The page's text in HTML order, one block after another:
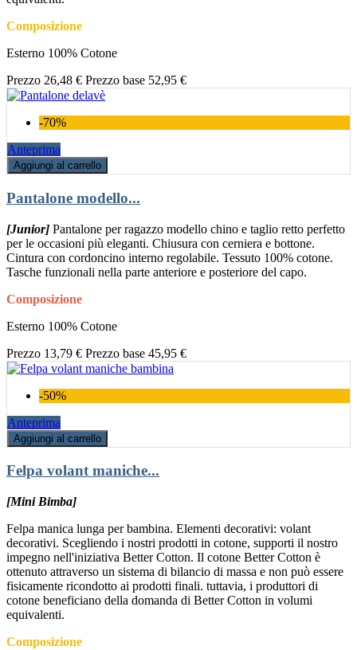
Composizione
Esterno 100% Cotone
Prezzo 26,48 € Prezzo base 52,95 €
-70%
Anteprima
Aggiungi al carrello
Pantalone modello...
[Junior] Pantalone per ragazzo modello chino e taglio retto perfetto
per le occasioni più eleganti. Chiusura con cerniera e bottone.
Cintura con cordoncino interno regolabile. Tessuto 100% cotone.
Tasche funzionali nella parte anteriore e posteriore del capo.
Composizione
Esterno 100% Cotone
Prezzo 13,79 € Prezzo base 45,95 €
-50%
Anteprima
Aggiungi al carrello
Felpa volant maniche...
[Mini Bimba]
Felpa manica lunga per bambina. Elementi decorativi: volant
decorativi. Scegliendo i nostri prodotti in cotone, supporti il nostro
impegno nell'iniziativa Better Cotton. Il cotone Better Cotton è
ottenuto attraverso un sistema di bilancio di massa e non può essere
fisicamente ricondotto ai prodotti finali. tuttavia, i produttori di
cotone beneficiano della domanda di Better Cotton in volumi
equivalenti.
Composizione